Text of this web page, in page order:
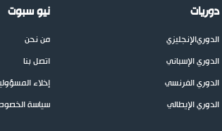
دوريات
الدوريالإنجليزي
الدوري الإسباني
الدوري الفرنسي
الدوري الإيطالي
نيو سبوت
من نحن
اتصل بنا
إخلاء
سياسة